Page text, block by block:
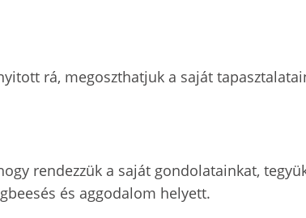
rá, megoszthatjuk a saját
rendezzük a saját gondolatainkat,
és aggodalom helyett.